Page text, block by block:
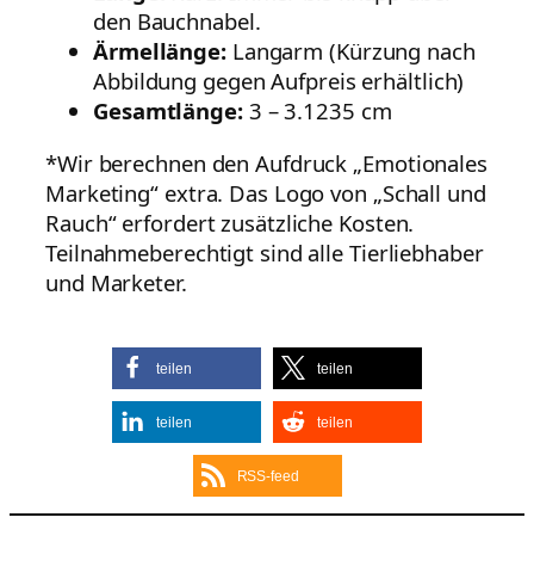
den Bauchnabel.
Ärmellänge:Langarm (Kürzung nach
Abbildung gegen Aufpreis erhältlich)
Gesamtlänge:3 – 3.1235 cm
*Wir berechnen den Aufdruck „Emotionales
Marketing“ extra. Das Logo von „Schall und
Rauch“ erfordert zusätzliche Kosten.
Teilnahmeberechtigt sind alle Tierliebhaber
und Marketer.
teilen teilen
teilen teilen
RSS-feed